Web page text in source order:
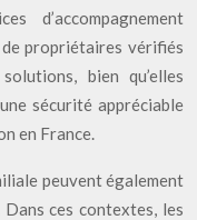
d’accompagnement
propriétaires vérifiés
bien qu’elles
sécurité appréciable
en France.
peuvent également
ces contextes, les